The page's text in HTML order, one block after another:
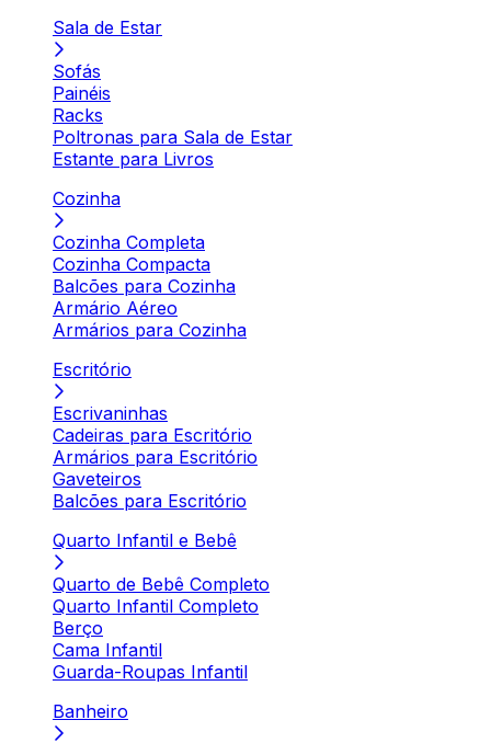
Sala de Estar
Sofás
Painéis
Racks
Poltronas para Sala de Estar
Estante para Livros
Cozinha
Cozinha Completa
Cozinha Compacta
Balcões para Cozinha
Armário Aéreo
Armários para Cozinha
Escritório
Escrivaninhas
Cadeiras para Escritório
Armários para Escritório
Gaveteiros
Balcões para Escritório
Quarto Infantil e Bebê
Quarto de Bebê Completo
Quarto Infantil Completo
Berço
Cama Infantil
Guarda-Roupas Infantil
Banheiro